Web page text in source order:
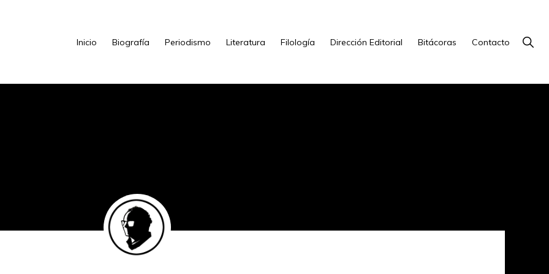
Inicio Biografía Periodismo Literatura Filología Dirección Editorial Bitácoras Contacto Show